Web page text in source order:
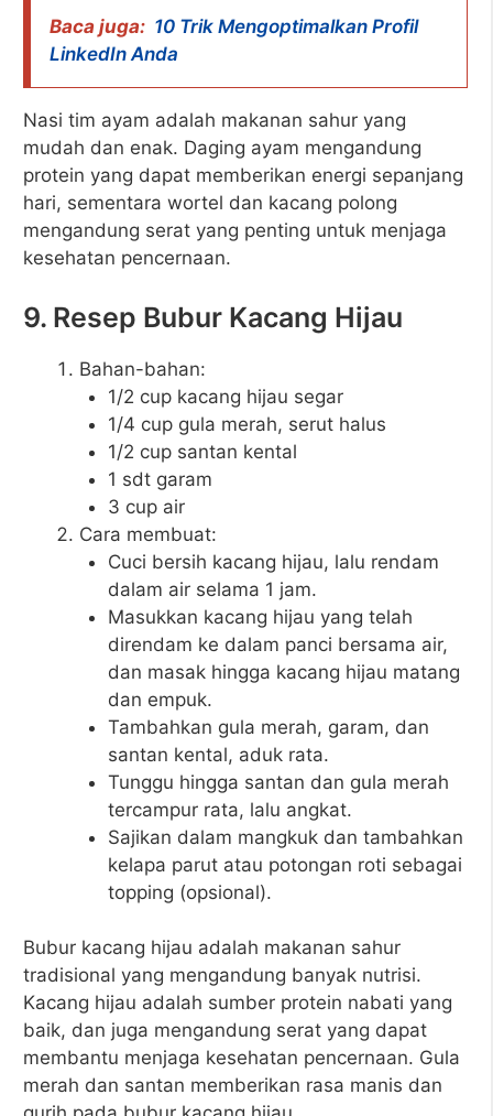
Baca juga: 10 Trik Mengoptimalkan Profil
LinkedIn Anda
Nasi tim ayam adalah makanan sahur yang
mudah dan enak. Daging ayam mengandung
protein yang dapat memberikan energi sepanjang
hari, sementara wortel dan kacang polong
mengandung serat yang penting untuk menjaga
kesehatan pencernaan.
9. Resep Bubur Kacang Hijau
Bahan-bahan:
1/2 cup kacang hijau segar
1/4 cup gula merah, serut halus
1/2 cup santan kental
1 sdt garam
3 cup air
Cara membuat:
Cuci bersih kacang hijau, lalu rendam
dalam air selama 1 jam.
Masukkan kacang hijau yang telah
direndam ke dalam panci bersama air,
dan masak hingga kacang hijau matang
dan empuk.
Tambahkan gula merah, garam, dan
santan kental, aduk rata.
Tunggu hingga santan dan gula merah
tercampur rata, lalu angkat.
Sajikan dalam mangkuk dan tambahkan
kelapa parut atau potongan roti sebagai
topping (opsional).
Bubur kacang hijau adalah makanan sahur
tradisional yang mengandung banyak nutrisi.
Kacang hijau adalah sumber protein nabati yang
baik, dan juga mengandung serat yang dapat
membantu menjaga kesehatan pencernaan. Gula
merah dan santan memberikan rasa manis dan